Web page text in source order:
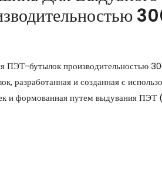
ПЭТ-бутылок производительностью
разработанная и созданная с
и формованная путем выдувания ПЭТ